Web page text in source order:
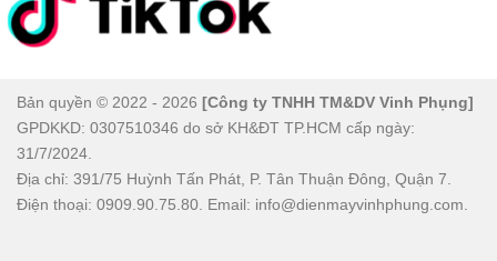
Bản quyền © 2022 - 2026 [Công ty TNHH TM&DV Vinh Phụng]
GPDKKD: 0307510346 do sở KH&ĐT TP.HCM cấp ngày:
31/7/2024.
Địa chỉ: 391/75 Huỳnh Tấn Phát, P. Tân Thuận Đông, Quận 7.
Điện thoại: 0909.90.75.80. Email: info@dienmayvinhphung.com.